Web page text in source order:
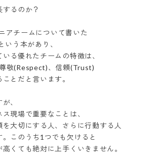
るのか？
アチームについて書いた
いう本があり、
る優れたチームの特徴は、
敬(Respect)、信頼(Trust)
とだと言います。
、
現場で重要なことは、
大切にする人、さらに行動する人
このうち1つでも欠けると
くても絶対に上手くいきません。